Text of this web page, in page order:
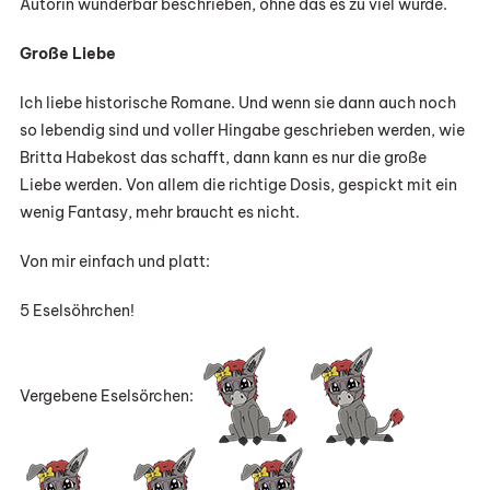
Autorin wunderbar beschrieben, ohne das es zu viel wurde.
Große Liebe
Ich liebe historische Romane. Und wenn sie dann auch noch
so lebendig sind und voller Hingabe geschrieben werden, wie
Britta Habekost das schafft, dann kann es nur die große
Liebe werden. Von allem die richtige Dosis, gespickt mit ein
wenig Fantasy, mehr braucht es nicht.
Von mir einfach und platt:
5 Eselsöhrchen!
Vergebene Eselsörchen: